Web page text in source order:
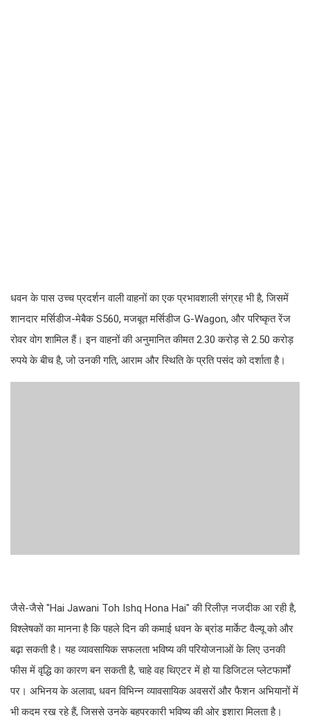
धवन के पास उच्च प्रदर्शन वाली वाहनों का एक प्रभावशाली संग्रह भी है, जिसमें
शानदार मर्सिडीज-मेबैक S560, मजबूत मर्सिडीज G-Wagon, और परिष्कृत रेंज
रोवर वोग शामिल हैं। इन वाहनों की अनुमानित कीमत 2.30 करोड़ से 2.50 करोड़
रुपये के बीच है, जो उनकी गति, आराम और स्थिति के प्रति पसंद को दर्शाता है।
जैसे-जैसे "Hai Jawani Toh Ishq Hona Hai" की रिलीज़ नजदीक आ रही है,
विश्लेषकों का मानना है कि पहले दिन की कमाई धवन के ब्रांड मार्केट वैल्यू को और
बढ़ा सकती है। यह व्यावसायिक सफलता भविष्य की परियोजनाओं के लिए उनकी
फीस में वृद्धि का कारण बन सकती है, चाहे वह थिएटर में हो या डिजिटल प्लेटफार्मों
पर। अभिनय के अलावा, धवन विभिन्न व्यावसायिक अवसरों और फैशन अभियानों में
भी कदम रख रहे हैं, जिससे उनके बहुपरकारी भविष्य की ओर इशारा मिलता है।